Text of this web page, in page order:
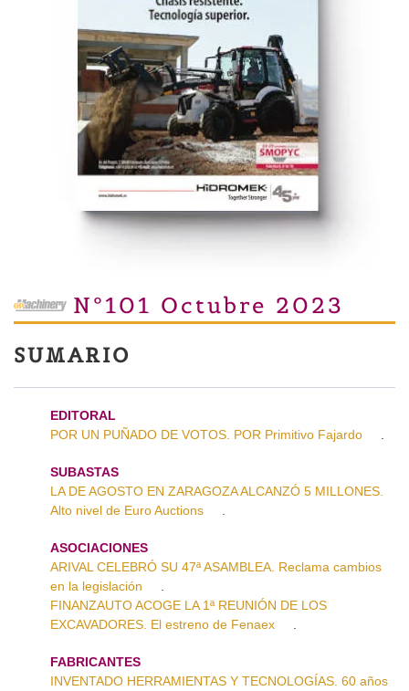
Nº101 Octubre 2023
SUMARIO
EDITORAL
POR UN PUÑADO DE VOTOS. POR Primitivo Fajardo
SUBASTAS
LA DE AGOSTO EN ZARAGOZA ALCANZÓ 5 MILLONES.
Alto nivel de Euro Auctions
ASOCIACIONES
ARIVAL CELEBRÓ SU 47ª ASAMBLEA. Reclama cambios
en la legislación
FINANZAUTO ACOGE LA 1ª REUNIÓN DE LOS
EXCAVADORES. El estreno de Fenaex
FABRICANTES
INVENTADO HERRAMIENTAS Y TECNOLOGÍAS. 60 años